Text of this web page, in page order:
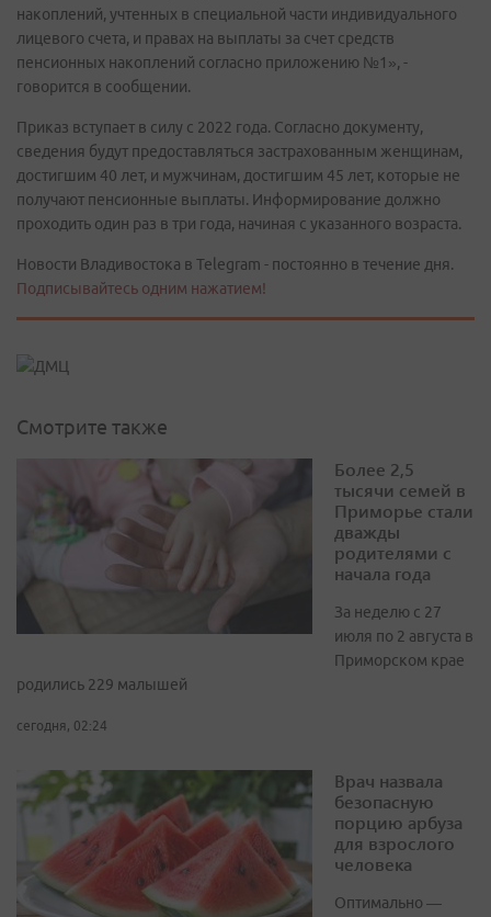
накоплений, учтенных в специальной части индивидуального
лицевого счета, и правах на выплаты за счет средств
пенсионных накоплений согласно приложению №1», -
говорится в сообщении.
Приказ вступает в силу с 2022 года. Согласно документу,
сведения будут предоставляться застрахованным женщинам,
достигшим 40 лет, и мужчинам, достигшим 45 лет, которые не
получают пенсионные выплаты. Информирование должно
проходить один раз в три года, начиная с указанного возраста.
Новости Владивостока в Telegram - постоянно в течение дня.
Подписывайтесь одним нажатием!
Смотрите также
Более 2,5
тысячи семей в
Приморье стали
дважды
родителями с
начала года
За неделю с 27
июля по 2 августа в
Приморском крае
родились 229 малышей
сегодня, 02:24
Врач назвала
безопасную
порцию арбуза
для взрослого
человека
Оптимально —